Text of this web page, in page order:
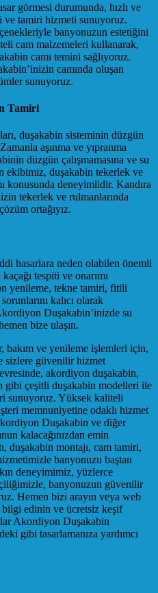
görmesi durumunda, hızlı ve
tamiri hizmeti sunuyoruz.
banyonuzun estetiğini
cam malzemeleri kullanarak,
camı temini sağlıyoruz.
camında oluşan
sunuyoruz.
Tamiri
duşakabin sisteminin düzgün
aşınma ve yıpranma
düzgün çalışmamasına ve su
ekibimiz, duşakabin tekerlek ve
konusunda deneyimlidir. Kandıra
tekerlek ve rulmanlarında
ortağıyız.
hasarlara neden olabilen önemli
tespiti ve onarımı
yenileme, tekne tamiri, fitili
kalıcı olarak
Duşakabin’inizde su
bize ulaşın.
ve yenileme işlemleri için,
sizlere güvenilir hizmet
akordiyon duşakabin,
gibi çeşitli duşakabin modelleri ile
sunuyoruz. Yüksek kaliteli
memnuniyetine odaklı hizmet
Duşakabin ve diğer
kalacağınızdan emin
duşakabin montajı, cam tamiri,
banyonuzu baştan
deneyimimiz, yüzlerce
banyonuzun güvenilir
Hemen bizi arayın veya web
edinin ve ücretsiz keşif
Akordiyon Duşakabin
gibi tasarlamanıza yardımcı